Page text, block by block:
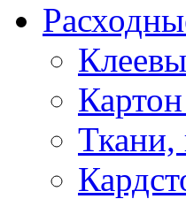
Ткани,